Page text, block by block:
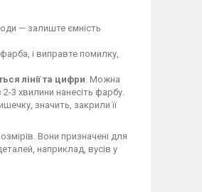
— залиште ємність
і виправте помилку,
лінії та цифри . Можна
3 хвилини нанесіть фарбу.
значить, закрили її
Вони призначені для
наприклад, вусів у